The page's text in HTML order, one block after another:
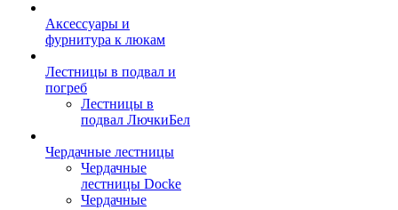
Аксессуары и
фурнитура к люкам
Лестницы в подвал и
погреб
Лестницы в
подвал ЛючкиБел
Чердачные лестницы
Чердачные
лестницы Docke
Чердачные